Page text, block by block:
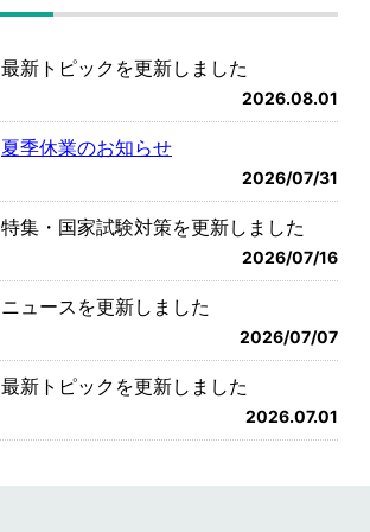
最新トピックを更新しました
2026.08.01
夏季休業のお知らせ
2026/07/31
特集・国家試験対策を更新しました
2026/07/16
ニュースを更新しました
2026/07/07
最新トピックを更新しました
2026.07.01